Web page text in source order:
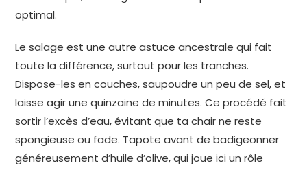
optimal.
Le salage est une autre astuce ancestrale qui fait
toute la différence, surtout pour les tranches.
Dispose-les en couches, saupoudre un peu de sel, et
laisse agir une quinzaine de minutes. Ce procédé fait
sortir l’excès d’eau, évitant que ta chair ne reste
spongieuse ou fade. Tapote avant de badigeonner
généreusement d’huile d’olive, qui joue ici un rôle